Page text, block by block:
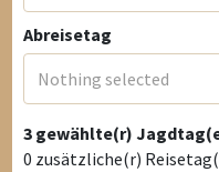
Abreisetag
Nothing selected
3 gewählte(r)
0 zusätzliche(r)